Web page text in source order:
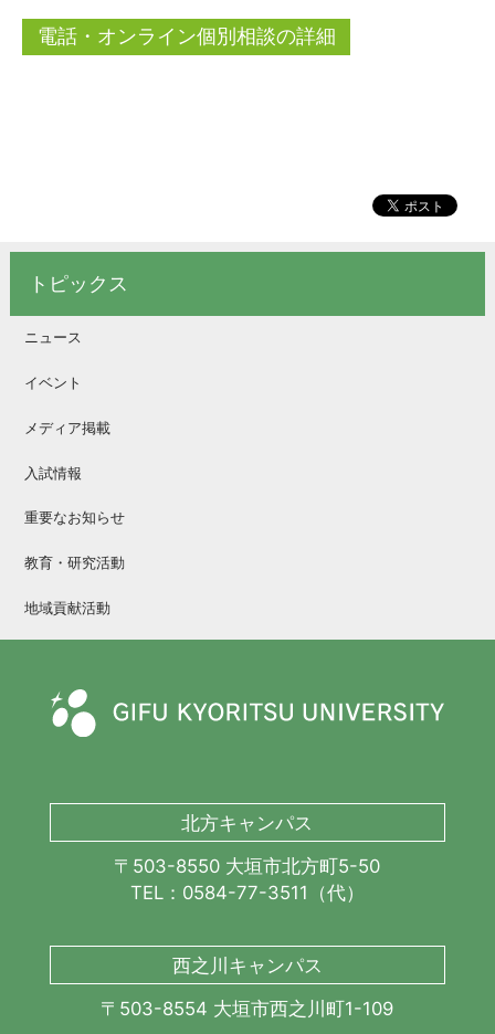
電話・オンライン個別相談の詳細
トピックス
ニュース
イベント
メディア掲載
入試情報
重要なお知らせ
教育・研究活動
地域貢献活動
北方キャンパス
〒503-8550 大垣市北方町5-50
TEL：0584-77-3511（代）
西之川キャンパス
〒503-8554 大垣市西之川町1-109